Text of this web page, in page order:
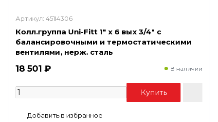
Артикул: 451I4306
Колл.группа Uni-Fitt 1" х 6 вых 3/4" с
балансировочными и термостатическими
вентилями, нерж. сталь
18 501 ₽ В наличии